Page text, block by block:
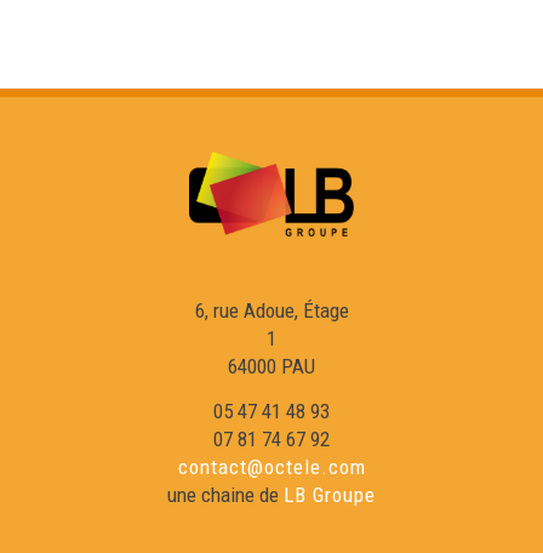
6, rue Adoue, Étage
1
64000 PAU
05 47 41 48 93
07 81 74 67 92
contact@octele.com
une chaine de LB Groupe